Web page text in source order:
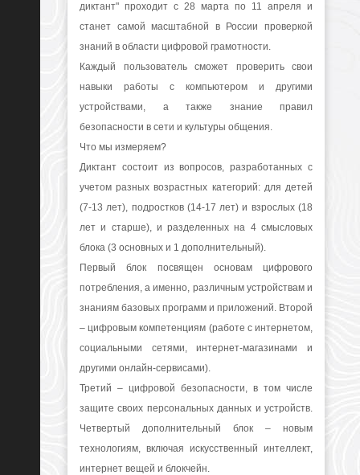
диктант" проходит с 28 марта по 11 апреля и
станет самой масштабной в России проверкой
знаний в области цифровой грамотности.
Каждый пользователь сможет проверить свои
навыки работы с компьютером и другими
устройствами, а также знание правил
безопасности в сети и культуры общения.
Что мы измеряем?
Диктант состоит из вопросов, разработанных с
учетом разных возрастных категорий: для детей
(7-13 лет), подростков (14-17 лет) и взрослых (18
лет и старше), и разделенных на 4 смысловых
блока (3 основных и 1 дополнительный).
Первый блок посвящен основам цифрового
потребления, а именно, различным устройствам и
знаниям базовых программ и приложений. Второй
– цифровым компетенциям (работе с интернетом,
социальными сетями, интернет-магазинами и
другими онлайн-сервисами).
Третий – цифровой безопасности, в том числе
защите своих персональных данных и устройств.
Четвертый дополнительный блок – новым
технологиям, включая искусственный интеллект,
интернет вещей и блокчейн.